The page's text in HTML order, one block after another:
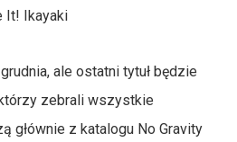
It! Ikayaki
ale ostatni tytuł będzie
zebrali wszystkie
głównie z katalogu No Gravity